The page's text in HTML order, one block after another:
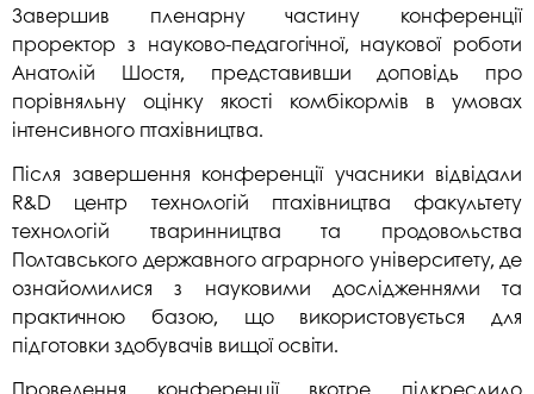
Завершив пленарну частину конференції
проректор з науково-педагогічної, наукової роботи
Анатолій Шостя, представивши доповідь про
порівняльну оцінку якості комбікормів в умовах
інтенсивного птахівництва.
Після завершення конференції учасники відвідали
R&D центр технологій птахівництва факультету
технологій тваринництва та продовольства
Полтавського державного аграрного університету, де
ознайомилися з науковими дослідженнями та
практичною базою, що використовується для
підготовки здобувачів вищої освіти.
Проведення конференції вкотре підкреслило